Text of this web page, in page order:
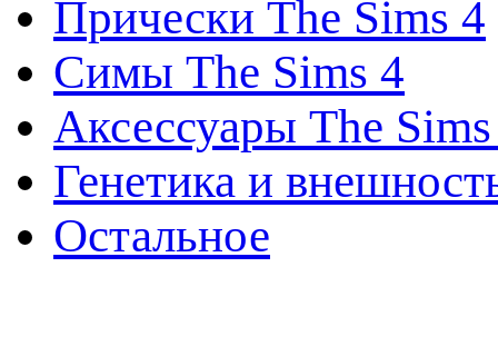
Прически The Sims 4
Симы The Sims 4
Аксессуары The
Генетика и
Остальное